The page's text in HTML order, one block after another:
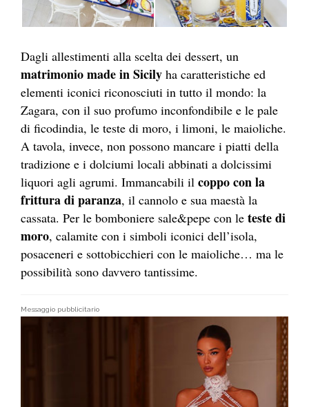
Dagli allestimenti alla scelta dei dessert, un
matrimonio made in Sicily ha caratteristiche ed
elementi iconici riconosciuti in tutto il mondo: la
Zagara, con il suo profumo inconfondibile e le pale
di ficodindia, le teste di moro, i limoni, le maioliche.
A tavola, invece, non possono mancare i piatti della
tradizione e i dolciumi locali abbinati a dolcissimi
liquori agli agrumi. Immancabili il coppo con la
frittura di paranza, il cannolo e sua maestà la
cassata. Per le bomboniere sale&pepe con le teste di
moro, calamite con i simboli iconici dell’isola,
posaceneri e sottobicchieri con le maioliche… ma le
possibilità sono davvero tantissime.
Messaggio pubblicitario